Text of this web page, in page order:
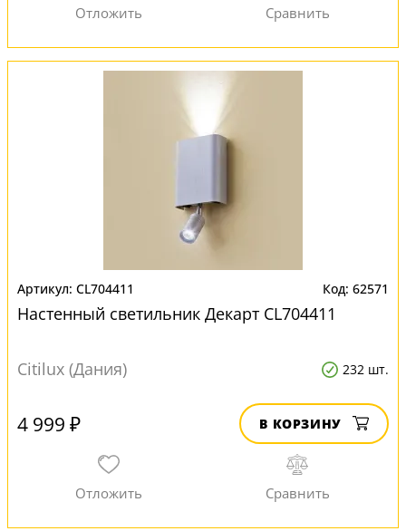
CL704411 62571
Настенный светильник Декарт CL704411
Citilux (Дания) 232 шт.
4 999 ₽ В КОРЗИНУ